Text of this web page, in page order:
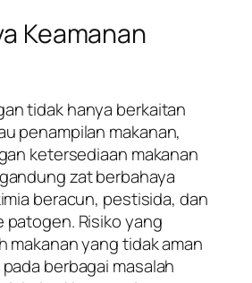
Keamanan
tidak hanya berkaitan
penampilan makanan,
ketersediaan makanan
zat berbahaya
beracun, pestisida, dan
patogen. Risiko yang
makanan yang tidak aman
berbagai masalah